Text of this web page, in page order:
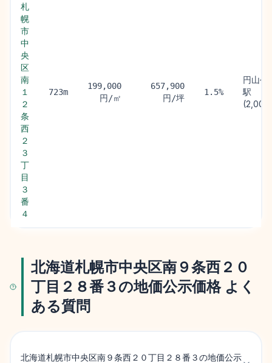
札
幌
市
中
央
区
南
１
２
条
西
２
３
丁
目
３
番
４
723m
199,000
円/㎡
657,900
円/坪
1.5%
円山公
駅
北海道札幌市中央区南９条西２０
丁目２８番３の地価公示価格 よく
ある質問
北海道札幌市中央区南９条西２０丁目２８番３の地価公示